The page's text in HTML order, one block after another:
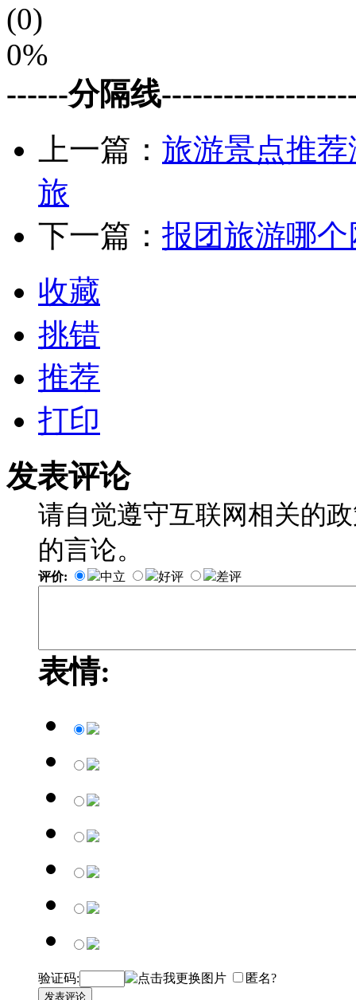
(0)
0%
------分隔线
上一篇： 旅游景点推
旅
下一篇： 报团旅游哪
收藏
挑错
推荐
打印
发表评论
请自觉遵守互联网相关的
的言论。
评价: 中立 好评 差评
表情:
验证码: 匿名?
发表评论